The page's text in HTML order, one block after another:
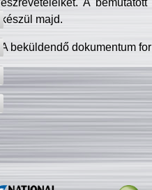
készül majd.
A beküldendő dokumentum